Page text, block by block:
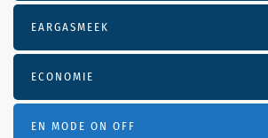
EARGASMEEK
ECONOMIE
EN MODE ON OFF